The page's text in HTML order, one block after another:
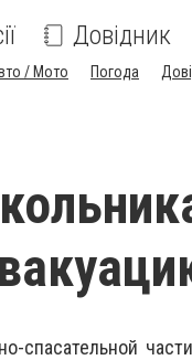
Довідник
/ Мото Погода
спасательной